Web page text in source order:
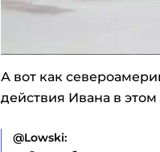
А вот как
действия Ивана в
@Lowski: